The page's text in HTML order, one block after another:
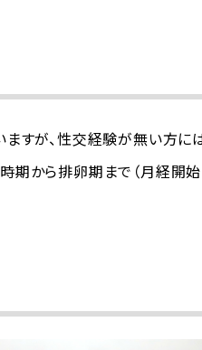
ますが、性交経験が無い方
期から排卵期まで（月経開